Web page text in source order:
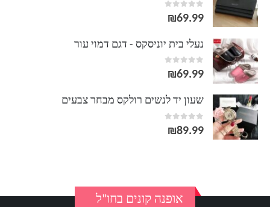
0
out of 5
₪69.99
נעלי בית יוניסקס - דגם דמוי עור
0
out of 5
₪69.99
שעון יד לנשים רולקס מבחר צבעים
0
out of 5
₪89.99
אופנה קונים בחו"ל